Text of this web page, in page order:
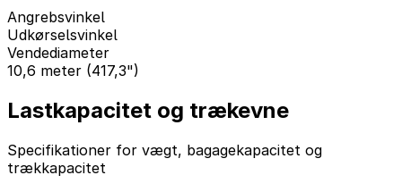
Angrebsvinkel
Udkørselsvinkel
Vendediameter
10,6 meter (417,3")
Lastkapacitet og trækevne
Specifikationer for vægt, bagagekapacitet og
trækkapacitet